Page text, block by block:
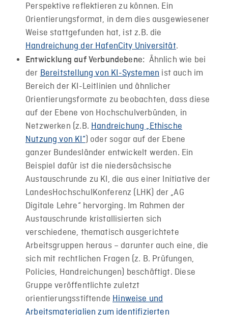
Perspektive reflektieren zu können. Ein
Orientierungsformat, in dem dies ausgewiesener
Weise stattgefunden hat, ist z.B. die
Handreichung der HafenCity Universität.
Entwicklung auf Verbundebene: Ähnlich wie bei
der Bereitstellung von KI-Systemen ist auch im
Bereich der KI-Leitlinien und ähnlicher
Orientierungsformate zu beobachten, dass diese
auf der Ebene von Hochschulverbünden, in
Netzwerken (z.B. Handreichung „Ethische
Nutzung von KI“) oder sogar auf der Ebene
ganzer Bundesländer entwickelt werden. Ein
Beispiel dafür ist die niedersächsische
Austauschrunde zu KI, die aus einer Initiative der
LandesHochschulKonferenz (LHK) der „AG
Digitale Lehre“ hervorging. Im Rahmen der
Austauschrunde kristallisierten sich
verschiedene, thematisch ausgerichtete
Arbeitsgruppen heraus – darunter auch eine, die
sich mit rechtlichen Fragen (z. B. Prüfungen,
Policies, Handreichungen) beschäftigt. Diese
Gruppe veröffentlichte zuletzt
orientierungsstiftende Hinweise und
Arbeitsmaterialien zum identifizierten